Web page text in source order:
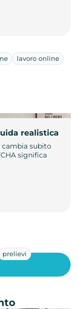
lavoro online
realistica
cambia subito
significa
prelievi